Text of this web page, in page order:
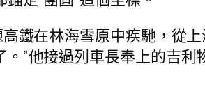
鐵在林海雪原中疾馳，從
”他接過列車長奉上的吉